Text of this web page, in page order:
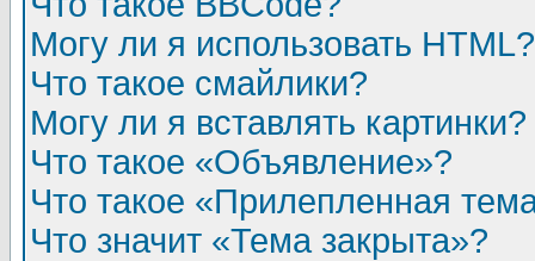
Могу ли я использовать HTML?
Что такое смайлики?
Могу ли я вставлять картинки?
Что такое «Объявление»?
Что такое «Прилепленная
Что значит «Тема закрыта»?